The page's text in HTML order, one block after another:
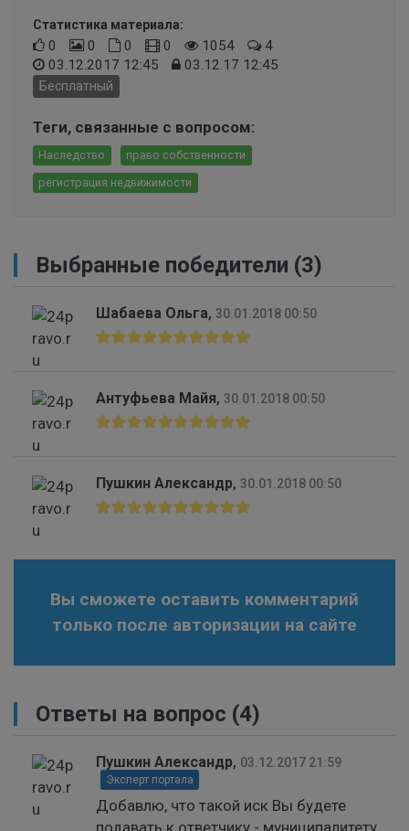
Статистика материала:
0 0 0 0 1054
4
03.12.2017 12:45
03.12.17 12:45
Бесплатный
Теги, связанные с вопросом:
Наследство право собственности
регистрация недвижимости
Выбранные победители (3)
Шабаева Ольга, 30.01.2018 00:50
Антуфьева Майя, 30.01.2018 00:50
Пушкин Александр, 30.01.2018 00:50
Вы сможете оставить комментарий
только после авторизации на сайте
Ответы на вопрос (4)
Пушкин Александр, 03.12.2017 21:59
Эксперт портала
Добавлю, что такой иск Вы будете
подавать к ответчику - муниципалитету